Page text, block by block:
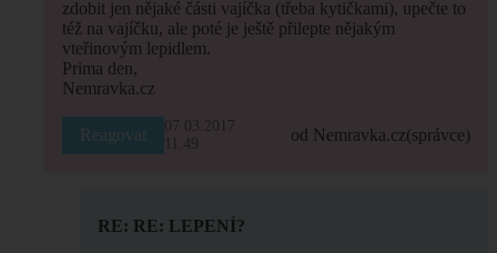
zdobit jen nějaké části vajíčka (třeba kytičkami), upečte to
též na vajíčku, ale poté je ještě přilepte nějakým
vteřinovým lepidlem.
Prima den,
Nemravka.cz
Reagovat
07.03.2017
11:49
od Nemravka.cz(správce)
RE: RE: LEPENÍ?